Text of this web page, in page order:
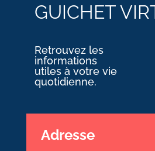
GUICHET
Retrouvez les
informations
utiles à votre vie
quotidienne.
Adresse